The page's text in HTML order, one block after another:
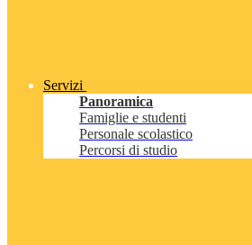
Servizi
Panoramica
Famiglie e studenti
Personale scolastico
Percorsi di studio